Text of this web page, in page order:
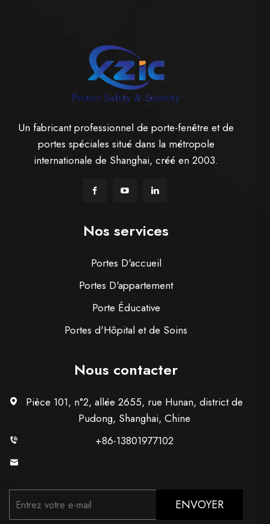
Un fabricant professionnel de porte-fenêtre et de
portes spéciales situé dans la métropole
internationale de Shanghai, créé en 2003.
Nos services
Portes D'accueil
Portes D'appartement
Porte Éducative
Portes d'Hôpital et de Soins
Nous contacter
Pièce 101, n°2, allée 2655, rue Hunan, district de
Pudong, Shanghai, Chine
+86-13801977102
ENVOYER